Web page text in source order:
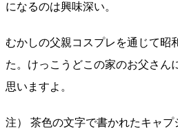
になるのは興味深い。
むかしの父親コスプレを通じて昭
た。けっこうどこの家のお父さん
思いますよ。
注） 茶色の文字で書かれたキャプ